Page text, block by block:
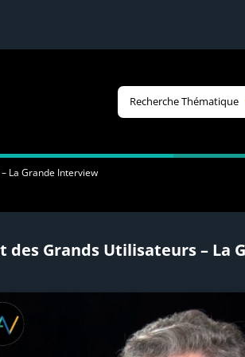
Recherche Thématique
La Grande Interview
des Grands Utilisateurs – La